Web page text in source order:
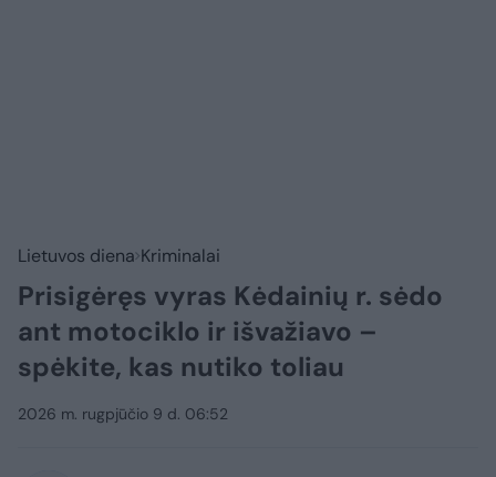
Lietuvos diena Kriminalai
Prisigėręs vyras Kėdainių r. sėdo
ant motociklo ir išvažiavo –
spėkite, kas nutiko toliau
2026 m. rugpjūčio 9 d. 06:52